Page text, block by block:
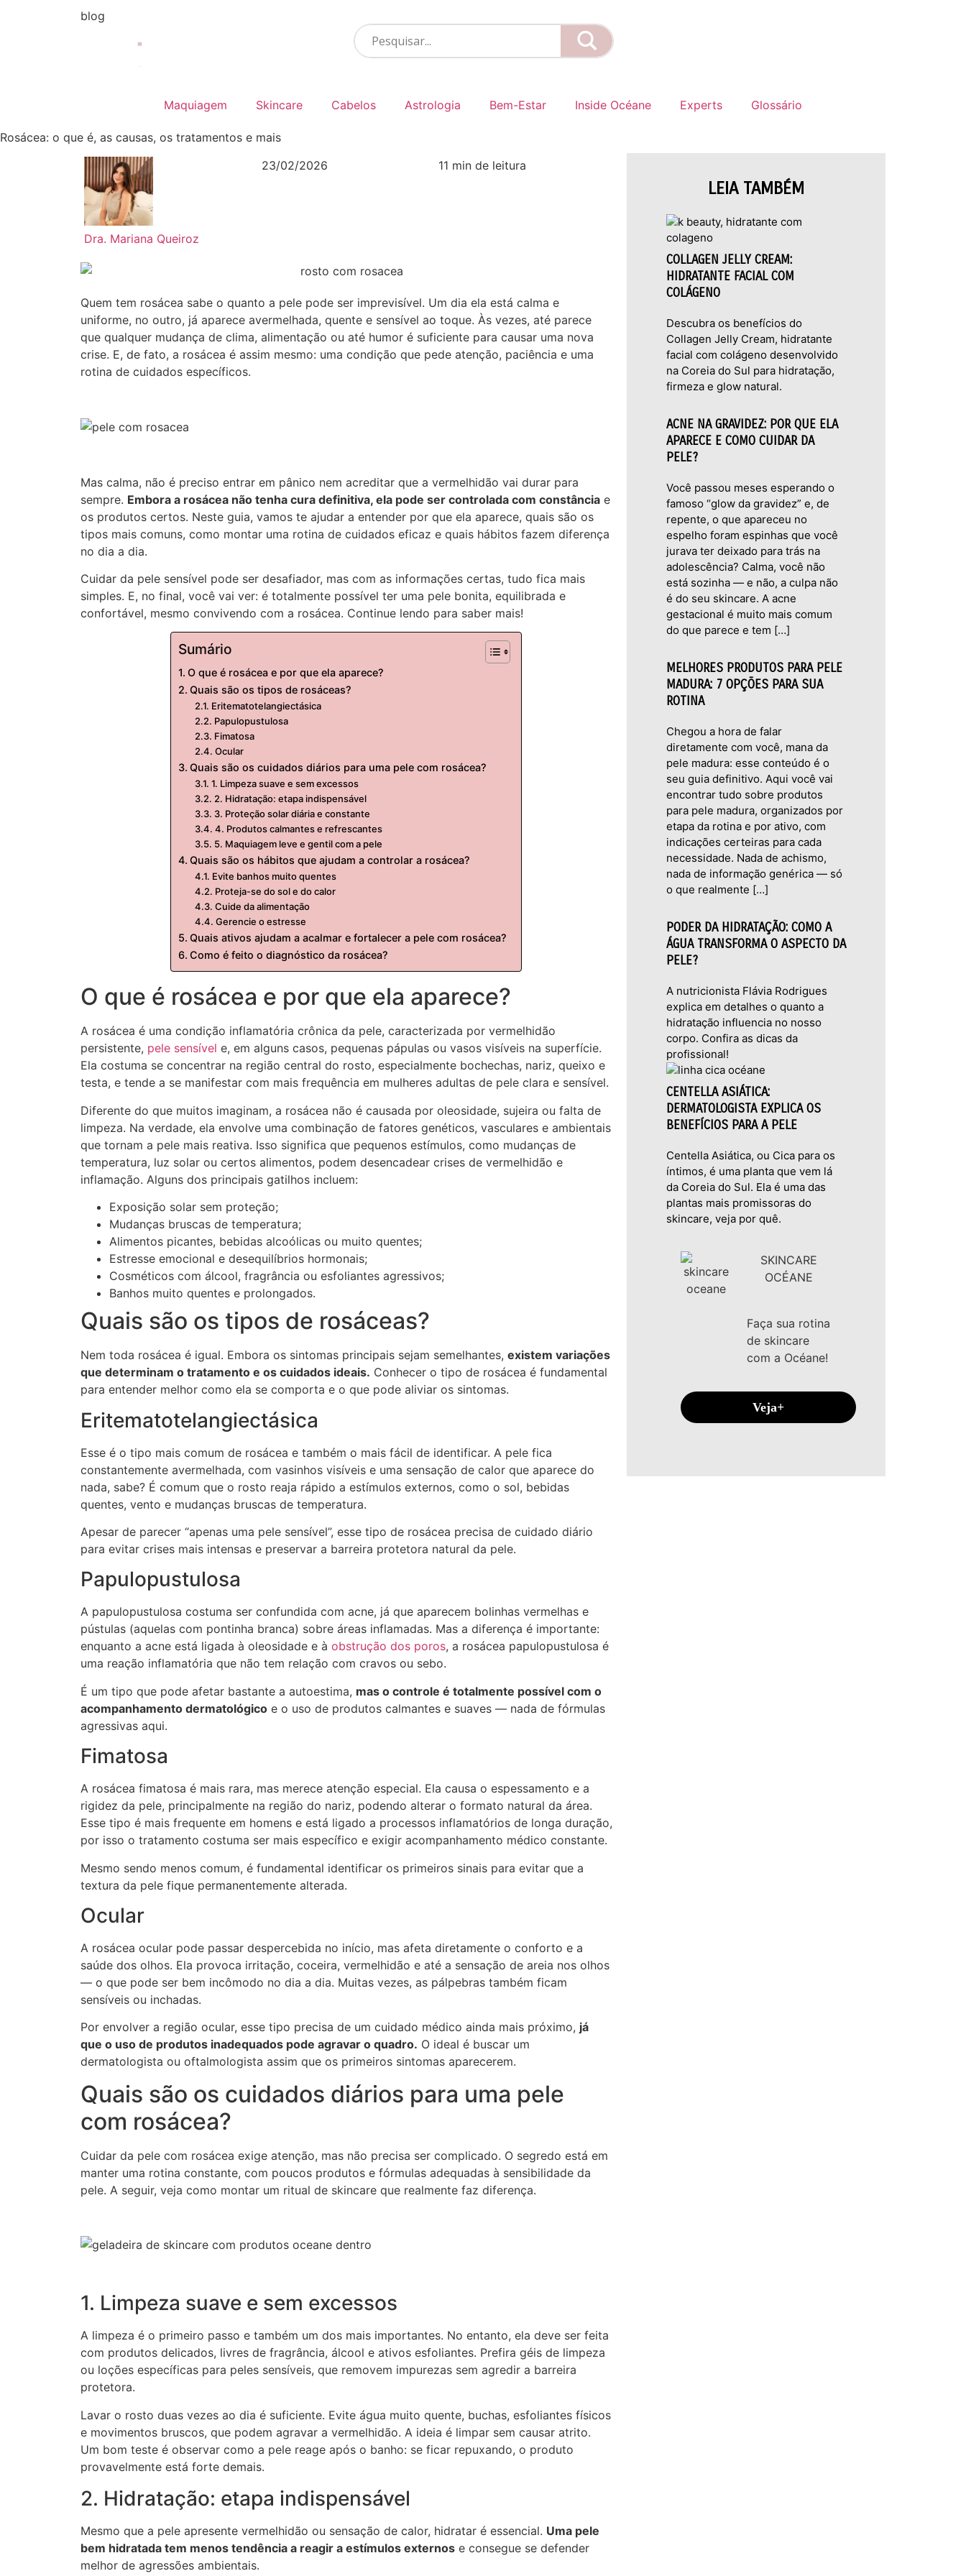
blog
Maquiagem Skincare Cabelos Astrologia Bem-Estar Inside Océane Experts Glossário
Rosácea: o que é, as causas, os tratamentos e mais
Dra. Mariana Queiroz
23/02/2026 11 min de leitura
Quem tem rosácea sabe o quanto a pele pode ser imprevisível. Um dia ela está calma e
uniforme, no outro, já aparece avermelhada, quente e sensível ao toque. Às vezes, até parece
que qualquer mudança de clima, alimentação ou até humor é suficiente para causar uma nova
crise. E, de fato, a rosácea é assim mesmo: uma condição que pede atenção, paciência e uma
rotina de cuidados específicos.
Mas calma, não é preciso entrar em pânico nem acreditar que a vermelhidão vai durar para
sempre. Embora a rosácea não tenha cura definitiva, ela pode ser controlada com constância e
os produtos certos. Neste guia, vamos te ajudar a entender por que ela aparece, quais são os
tipos mais comuns, como montar uma rotina de cuidados eficaz e quais hábitos fazem diferença
no dia a dia.
Cuidar da pele sensível pode ser desafiador, mas com as informações certas, tudo fica mais
simples. E, no final, você vai ver: é totalmente possível ter uma pele bonita, equilibrada e
confortável, mesmo convivendo com a rosácea. Continue lendo para saber mais!
Sumário
O que é rosácea e por que ela aparece?
Quais são os tipos de rosáceas?
Eritematotelangiectásica
Papulopustulosa
Fimatosa
Ocular
Quais são os cuidados diários para uma pele com rosácea?
1. Limpeza suave e sem excessos
2. Hidratação: etapa indispensável
3. Proteção solar diária e constante
4. Produtos calmantes e refrescantes
5. Maquiagem leve e gentil com a pele
Quais são os hábitos que ajudam a controlar a rosácea?
Evite banhos muito quentes
Proteja-se do sol e do calor
Cuide da alimentação
Gerencie o estresse
Quais ativos ajudam a acalmar e fortalecer a pele com rosácea?
Como é feito o diagnóstico da rosácea?
O que é rosácea e por que ela aparece?
A rosácea é uma condição inflamatória crônica da pele, caracterizada por vermelhidão
persistente, pele sensível e, em alguns casos, pequenas pápulas ou vasos visíveis na superfície.
Ela costuma se concentrar na região central do rosto, especialmente bochechas, nariz, queixo e
testa, e tende a se manifestar com mais frequência em mulheres adultas de pele clara e sensível.
Diferente do que muitos imaginam, a rosácea não é causada por oleosidade, sujeira ou falta de
limpeza. Na verdade, ela envolve uma combinação de fatores genéticos, vasculares e ambientais
que tornam a pele mais reativa. Isso significa que pequenos estímulos, como mudanças de
temperatura, luz solar ou certos alimentos, podem desencadear crises de vermelhidão e
inflamação. Alguns dos principais gatilhos incluem:
Exposição solar sem proteção;
Mudanças bruscas de temperatura;
Alimentos picantes, bebidas alcoólicas ou muito quentes;
Estresse emocional e desequilíbrios hormonais;
Cosméticos com álcool, fragrância ou esfoliantes agressivos;
Banhos muito quentes e prolongados.
Quais são os tipos de rosáceas?
Nem toda rosácea é igual. Embora os sintomas principais sejam semelhantes, existem variações
que determinam o tratamento e os cuidados ideais. Conhecer o tipo de rosácea é fundamental
para entender melhor como ela se comporta e o que pode aliviar os sintomas.
Eritematotelangiectásica
Esse é o tipo mais comum de rosácea e também o mais fácil de identificar. A pele fica
constantemente avermelhada, com vasinhos visíveis e uma sensação de calor que aparece do
nada, sabe? É comum que o rosto reaja rápido a estímulos externos, como o sol, bebidas
quentes, vento e mudanças bruscas de temperatura.
Apesar de parecer “apenas uma pele sensível”, esse tipo de rosácea precisa de cuidado diário
para evitar crises mais intensas e preservar a barreira protetora natural da pele.
Papulopustulosa
A papulopustulosa costuma ser confundida com acne, já que aparecem bolinhas vermelhas e
pústulas (aquelas com pontinha branca) sobre áreas inflamadas. Mas a diferença é importante:
enquanto a acne está ligada à oleosidade e à obstrução dos poros, a rosácea papulopustulosa é
uma reação inflamatória que não tem relação com cravos ou sebo.
É um tipo que pode afetar bastante a autoestima, mas o controle é totalmente possível com o
acompanhamento dermatológico e o uso de produtos calmantes e suaves — nada de fórmulas
agressivas aqui.
Fimatosa
A rosácea fimatosa é mais rara, mas merece atenção especial. Ela causa o espessamento e a
rigidez da pele, principalmente na região do nariz, podendo alterar o formato natural da área.
Esse tipo é mais frequente em homens e está ligado a processos inflamatórios de longa duração,
por isso o tratamento costuma ser mais específico e exigir acompanhamento médico constante.
Mesmo sendo menos comum, é fundamental identificar os primeiros sinais para evitar que a
textura da pele fique permanentemente alterada.
Ocular
A rosácea ocular pode passar despercebida no início, mas afeta diretamente o conforto e a
saúde dos olhos. Ela provoca irritação, coceira, vermelhidão e até a sensação de areia nos olhos
— o que pode ser bem incômodo no dia a dia. Muitas vezes, as pálpebras também ficam
sensíveis ou inchadas.
Por envolver a região ocular, esse tipo precisa de um cuidado médico ainda mais próximo, já
que o uso de produtos inadequados pode agravar o quadro. O ideal é buscar um
dermatologista ou oftalmologista assim que os primeiros sintomas aparecerem.
Quais são os cuidados diários para uma pele
com rosácea?
Cuidar da pele com rosácea exige atenção, mas não precisa ser complicado. O segredo está em
manter uma rotina constante, com poucos produtos e fórmulas adequadas à sensibilidade da
pele. A seguir, veja como montar um ritual de skincare que realmente faz diferença.
1. Limpeza suave e sem excessos
A limpeza é o primeiro passo e também um dos mais importantes. No entanto, ela deve ser feita
com produtos delicados, livres de fragrância, álcool e ativos esfoliantes. Prefira géis de limpeza
ou loções específicas para peles sensíveis, que removem impurezas sem agredir a barreira
protetora.
Lavar o rosto duas vezes ao dia é suficiente. Evite água muito quente, buchas, esfoliantes físicos
e movimentos bruscos, que podem agravar a vermelhidão. A ideia é limpar sem causar atrito.
Um bom teste é observar como a pele reage após o banho: se ficar repuxando, o produto
provavelmente está forte demais.
2. Hidratação: etapa indispensável
Mesmo que a pele apresente vermelhidão ou sensação de calor, hidratar é essencial. Uma pele
bem hidratada tem menos tendência a reagir a estímulos externos e consegue se defender
melhor de agressões ambientais.
LEIA TAMBÉM
COLLAGEN JELLY CREAM:
HIDRATANTE FACIAL COM
COLÁGENO
Descubra os benefícios do
Collagen Jelly Cream, hidratante
facial com colágeno desenvolvido
na Coreia do Sul para hidratação,
firmeza e glow natural.
ACNE NA GRAVIDEZ: POR QUE ELA
APARECE E COMO CUIDAR DA
PELE?
Você passou meses esperando o
famoso “glow da gravidez” e, de
repente, o que apareceu no
espelho foram espinhas que você
jurava ter deixado para trás na
adolescência? Calma, você não
está sozinha — e não, a culpa não
é do seu skincare. A acne
gestacional é muito mais comum
do que parece e tem […]
MELHORES PRODUTOS PARA PELE
MADURA: 7 OPÇÕES PARA SUA
ROTINA
Chegou a hora de falar
diretamente com você, mana da
pele madura: esse conteúdo é o
seu guia definitivo. Aqui você vai
encontrar tudo sobre produtos
para pele madura, organizados por
etapa da rotina e por ativo, com
indicações certeiras para cada
necessidade. Nada de achismo,
nada de informação genérica — só
o que realmente […]
PODER DA HIDRATAÇÃO: COMO A
ÁGUA TRANSFORMA O ASPECTO DA
PELE?
A nutricionista Flávia Rodrigues
explica em detalhes o quanto a
hidratação influencia no nosso
corpo. Confira as dicas da
profissional!
CENTELLA ASIÁTICA:
DERMATOLOGISTA EXPLICA OS
BENEFÍCIOS PARA A PELE
Centella Asiática, ou Cica para os
íntimos, é uma planta que vem lá
da Coreia do Sul. Ela é uma das
plantas mais promissoras do
skincare, veja por quê.
SKINCARE
OCÉANE
Faça sua rotina
de skincare
com a Océane!
Veja+